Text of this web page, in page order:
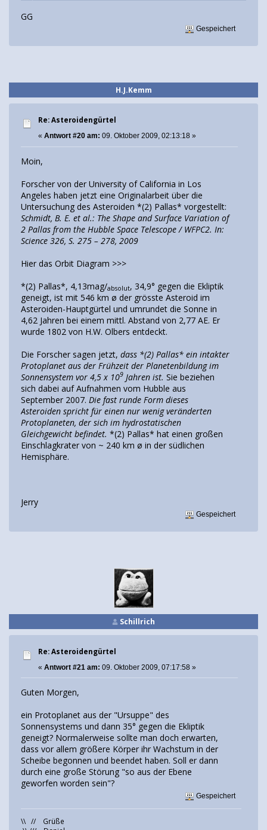
GG
Gespeichert
H.J.Kemm
Re: Asteroidengürtel
« Antwort #20 am: 09. Oktober 2009, 02:13:18 »
Moin,
Forscher von der University of California in Los
Angeles haben jetzt eine Originalarbeit über die
Untersuchung des Asteroiden *(2) Pallas* vorgestellt:
Schmidt, B. E. et al.: The Shape and Surface Variation of
2 Pallas from the Hubble Space Telescope / WFPC2. In:
Science 326, S. 275 – 278, 2009
Hier das Orbit Diagram >>>
*(2) Pallas*, 4,13mag/absolut, 34,9° gegen die Ekliptik
geneigt, ist mit 546 km ø der grösste Asteroid im
Asteroiden-Hauptgürtel und umrundet die Sonne in
4,62 Jahren bei einem mittl. Abstand von 2,77 AE. Er
wurde 1802 von H.W. Olbers entdeckt.
Die Forscher sagen jetzt, dass *(2) Pallas* ein intakter
Protoplanet aus der Frühzeit der Planetenbildung im
Sonnensystem vor 4,5 x 109 Jahren ist. Sie beziehen
sich dabei auf Aufnahmen vom Hubble aus
September 2007. Die fast runde Form dieses
Asteroiden spricht für einen nur wenig veränderten
Protoplaneten, der sich im hydrostatischen
Gleichgewicht befindet. *(2) Pallas* hat einen großen
Einschlagkrater von ~ 240 km ø in der südlichen
Hemisphäre.
Jerry
Gespeichert
Schillrich
Re: Asteroidengürtel
« Antwort #21 am: 09. Oktober 2009, 07:17:58 »
Guten Morgen,
ein Protoplanet aus der "Ursuppe" des
Sonnensystems und dann 35° gegen die Ekliptik
geneigt? Normalerweise sollte man doch erwarten,
dass vor allem größere Körper ihr Wachstum in der
Scheibe begonnen und beendet haben. Soll er dann
durch eine große Störung "so aus der Ebene
geworfen worden sein"?
Gespeichert
\\ // Grüße